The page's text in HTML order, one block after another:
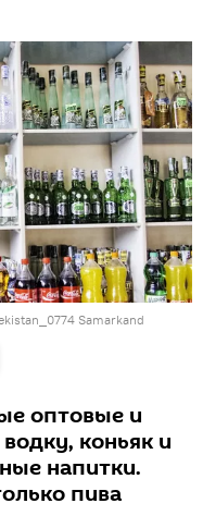
Samarkand
оптовые и
коньяк и
напитки.
пива